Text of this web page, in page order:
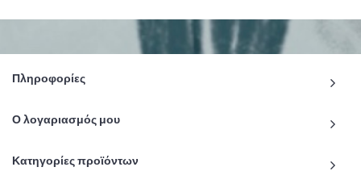
Πληροφορίες
Ο λογαριασμός μου
Κατηγορίες προϊόντων